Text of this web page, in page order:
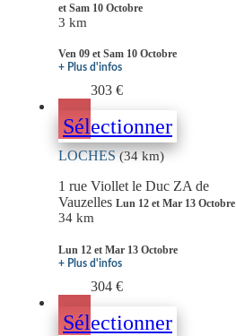
et Sam 10 Octobre
3 km
Ven 09 et Sam 10 Octobre
+ Plus d'infos
303 €
Sélectionner
LOCHES(34 km)
1 rue Viollet le Duc ZA de
Vauzelles Lun 12 et Mar 13 Octobre
34 km
Lun 12 et Mar 13 Octobre
+ Plus d'infos
304 €
Sélectionner